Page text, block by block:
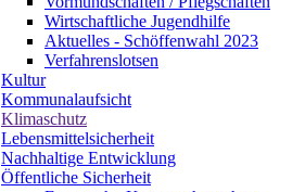
Wirtschaftliche Jugendhilfe
Aktuelles - Schöffenwahl 2023
Verfahrenslotsen
Kultur
Kommunalaufsicht
Klimaschutz
Lebensmittelsicherheit
Nachhaltige Entwicklung
Öffentliche Sicherheit